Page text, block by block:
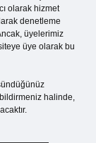
olarak hizmet
denetleme
üyelerimiz
üye olarak bu
halinde,